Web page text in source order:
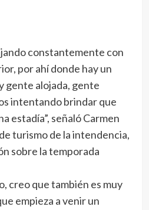
constantemente con
por ahí donde hay un
gente alojada, gente
intentando brindar que
estadía”, señaló Carmen
turismo de la intendencia,
sobre la temporada
creo que también es muy
empieza a venir un